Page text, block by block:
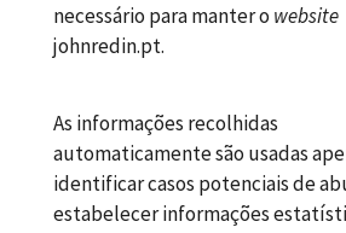
necessário para manter o website
johnredin.pt.
As informações recolhidas
automaticamente são usadas
identificar casos potenciais de
estabelecer informações